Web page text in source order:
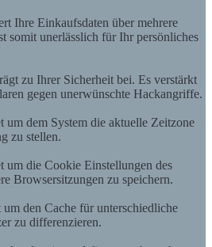
Ihre Einkaufsdaten über mehrere
somit unerlässlich für Ihr persönliches
zu Ihrer Sicherheit bei. Es verstärkt
gegen unerwünschte Hackangriffe.
dem System die aktuelle Zeitzone
zu stellen.
die Cookie Einstellungen des
Browsersitzungen zu speichern.
den Cache für unterschiedliche
zu differenzieren.